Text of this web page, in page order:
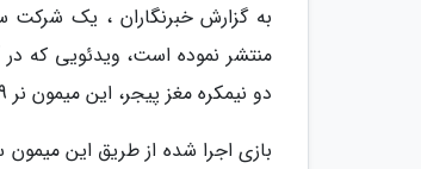
به گزارش خبرنگاران ، یک شرکت
منتشر نموده است، ویدئویی که
دو نیمکره مغز پیجر، این میمون نر 9 ساله، تراشه ساخت شرکت نیورالینک کار گذاشته شده است.
بازی اجرا شده از طریق این